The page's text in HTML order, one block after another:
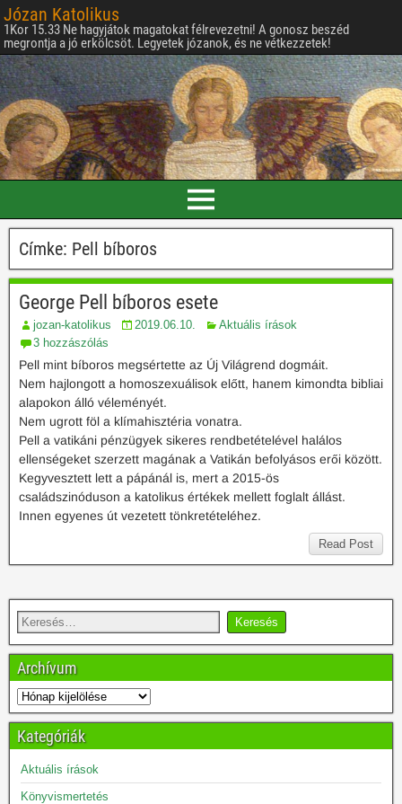
Józan Katolikus
1Kor 15.33 Ne hagyjátok magatokat félrevezetni! A gonosz beszéd
megrontja a jó erkölcsöt. Legyetek józanok, és ne vétkezzetek!
Címke: Pell bíboros
George Pell bíboros esete
jozan-katolikus 2019.06.10.
Aktuális írások
3 hozzászólás
Pell mint bíboros megsértette az Új Világrend dogmáit.
Nem hajlongott a homoszexuálisok előtt, hanem kimondta bibliai
alapokon álló véleményét.
Nem ugrott föl a klímahisztéria vonatra.
Pell a vatikáni pénzügyek sikeres rendbetételével halálos
ellenségeket szerzett magának a Vatikán befolyásos erői között.
Kegyvesztett lett a pápánál is, mert a 2015-ös
családszinóduson a katolikus értékek mellett foglalt állást.
Innen egyenes út vezetett tönkretételéhez.
Read Post
Archívum
Kategóriák
Aktuális írások
Könyvismertetés